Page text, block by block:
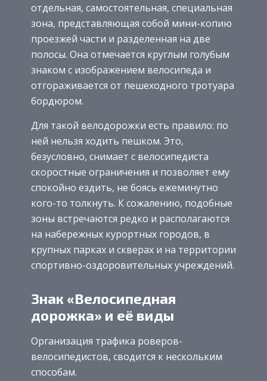
отдельная, самостоятельная, специальная
зона, представляющая собой мини-копию
проезжей части и разделенная на две
полосы. Она отмечается круглым голубым
знаком с изображением велосипеда и
отгораживается от пешеходного тротуара
бордюром.
Для такой велодорожки есть правило: по
ней нельзя ходить пешком. Это,
безусловно, снимает с велосипедиста
скоростные ограничения и позволяет ему
спокойно ездить, не боясь ежеминутно
кого-то толкнуть. К сожалению, подобные
зоны встречаются редко и располагаются
на набережных курортных городов, в
крупных парках и скверах и на территории
спортивно-оздоровительных учреждений.
Знак «Велосипедная
дорожка» и её виды
Организация трафика роверов-
велосипедистов, сводится к нескольким
способам.